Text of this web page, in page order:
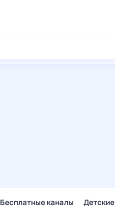
Бесплатные каналы Детские